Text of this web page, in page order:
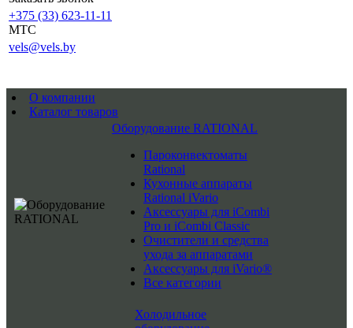
+375 (33) 623-11-11
MTC
vels@vels.by
О компании
Каталог товаров
Оборудование RATIONAL
Пароконвектоматы
Rational
Кухонные аппараты
Rational iVario
Аксессуары для iCombi
Pro и iCombi Classic
Очистители и средства
ухода за аппаратами
Аксессуары для iVario®
Все категории
Холодильное